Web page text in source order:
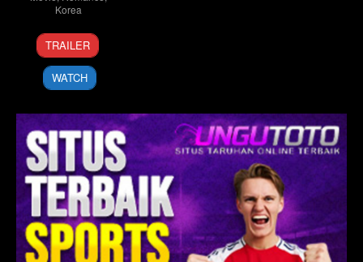
Korea
15
Mar
2023
Min
Yong-
keun
TRAILER
WATCH